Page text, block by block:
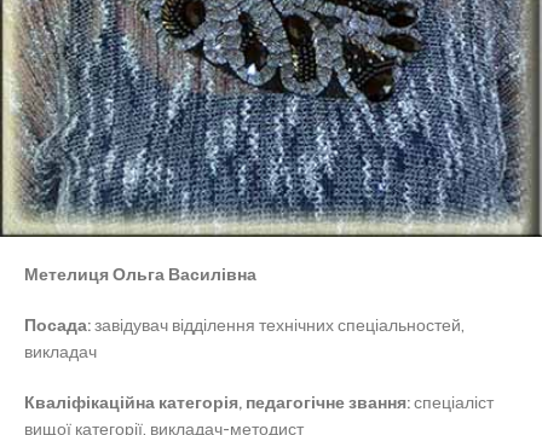
Метелиця Ольга Василівна
Посада:завідувач відділення технічних спеціальностей,
викладач
Кваліфікаційна категорія, педагогічне звання:спеціаліст
вищої категорії, викладач-методист